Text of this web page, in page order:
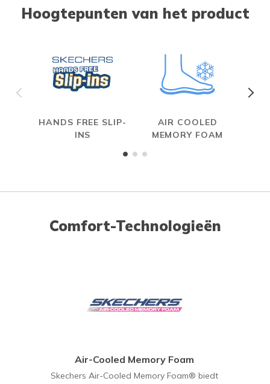
Hoogtepunten van het product
HANDS FREE SLIP-
INS
AIR COOLED
MEMORY FOAM
Comfort-Technologieën
Air-Cooled Memory Foam
Skechers Air-Cooled Memory Foam® biedt